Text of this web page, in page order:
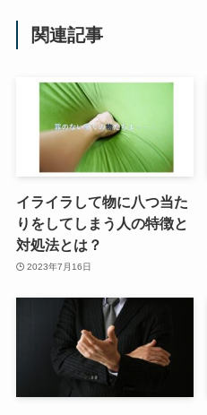
関連記事
イライラして物に八つ当た
りをしてしまう人の特徴と
対処法とは？
2023年7月16日